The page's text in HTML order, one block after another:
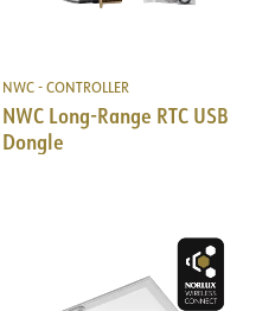
NWC - CONTROLLER
NWC Long-Range RTC USB
Dongle